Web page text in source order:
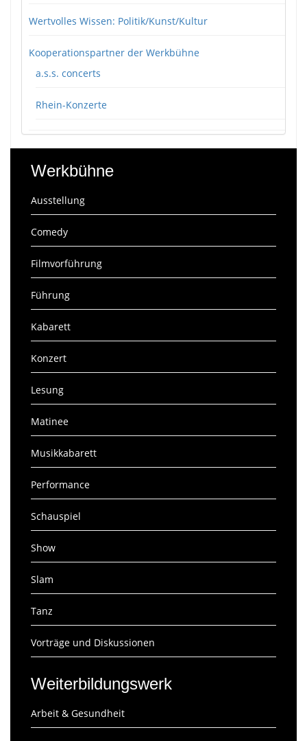
Wertvolles Wissen: Politik/Kunst/Kultur
Kooperationspartner der Werkbühne
a.s.s. concerts
Rhein-Konzerte
Werkbühne
Ausstellung
Comedy
Filmvorführung
Führung
Kabarett
Konzert
Lesung
Matinee
Musikkabarett
Performance
Schauspiel
Show
Slam
Tanz
Vorträge und Diskussionen
Weiterbildungswerk
Arbeit & Gesundheit